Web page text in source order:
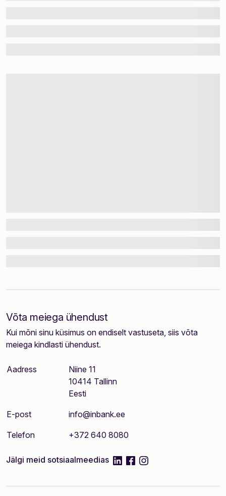
Võta meiega ühendust
Kui mõni sinu küsimus on endiselt vastuseta, siis võta
meiega kindlasti ühendust.
Aadress
Niine 11
10414 Tallinn
Eesti
E-post info@inbank.ee
Telefon +372 640 8080
Jälgi meid sotsiaalmeedias linkedInfacebook
instagram